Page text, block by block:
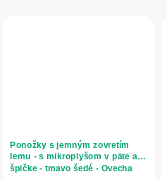
Ponožky s jemným zovretím
lemu - s mikroplyšom v päte a
špičke - tmavo šedé - Ovecha